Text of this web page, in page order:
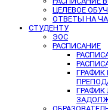
ЦЕЛЕВОЕ
ОТВЕТЫ НА
СТУДЕНТУ
ЭОС
РАСПИСАНИЕ